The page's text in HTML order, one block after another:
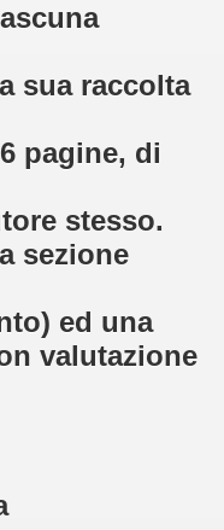
sua raccolta
pagine, di
stesso.
sezione
ed una
valutazione
4-2013)